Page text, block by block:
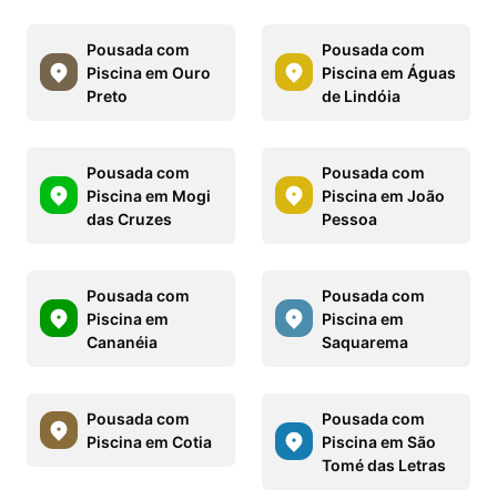
Pousada com
Piscina em Ouro
Preto
Pousada com
Piscina em Águas
de Lindóia
Pousada com
Piscina em Mogi
das Cruzes
Pousada com
Piscina em João
Pessoa
Pousada com
Piscina em
Cananéia
Pousada com
Piscina em
Saquarema
Pousada com
Piscina em Cotia
Pousada com
Piscina em São
Tomé das Letras